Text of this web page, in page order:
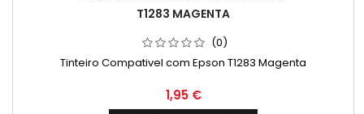
T1283 MAGENTA
(0)
Tinteiro Compativel com Epson T1283 Magenta
Preço
1,95 €